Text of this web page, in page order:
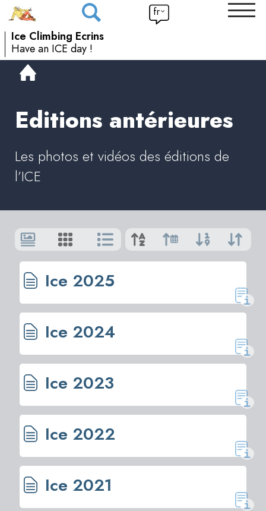
Ice Climbing Ecrins
Have an ICE day !
fr
Editions antérieures
Les photos et vidéos des éditions de
l’ICE
Afficher
9
|
Tout
Ice 2025
Ice 2024
Ice 2023
Ice 2022
Ice 2021